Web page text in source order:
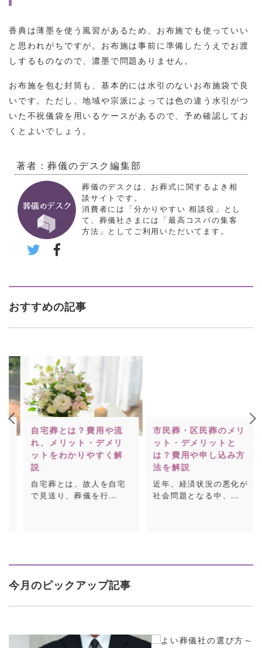
香典は薄墨を使う風習があるため、お布施でも使っていい
と思われがちですが。お布施は事前に準備したうえでお渡
しするものなので、濃墨で問題ありません。
お布施を包む封筒も、基本的には水引のないお布施袋で良
いです。ただし、地域や宗派によっては色の違う水引がつ
いた不祝儀袋を用いるケースがあるので、予め確認してお
くとよいでしょう。
著者：葬儀のデスク編集部
葬儀のデスクは、お葬式に関するよき相
談サイトです。
消費者には「分かりやすい 相談役」とし
て、葬儀社さまには「最高コスパの集客
方法」としてご利用いただいてます。
おすすめの記事
自宅葬とは？費用や流
れ、メリット・デメリ
ットをわかりやすく解
自宅葬とは、故人を自宅
で見送り、葬儀を行…
市民葬・区民葬のメリ
ット・デメリットと
は？費用や申し込み方
法を解説
近年、経済状況の悪化が
社会問題となる中、…
今月のピックアップ記事